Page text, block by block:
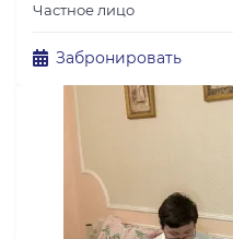
Частное лицо
Забронировать